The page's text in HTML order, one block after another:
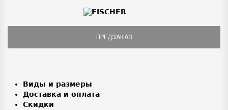
ПРЕДЗАКАЗ
Виды и размеры
Доставка и оплата
Скидки